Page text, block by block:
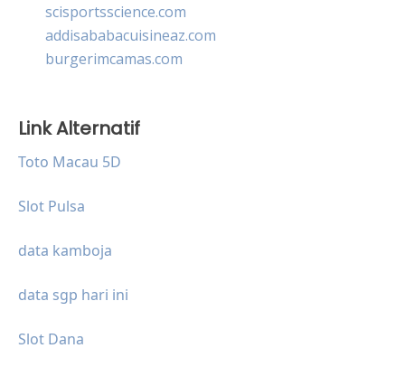
scisportsscience.com
addisababacuisineaz.com
burgerimcamas.com
Link Alternatif
Toto Macau 5D
Slot Pulsa
data kamboja
data sgp hari ini
Slot Dana